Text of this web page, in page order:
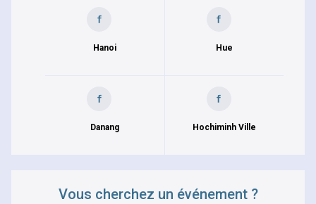
Hanoi Hue
Danang Hochiminh Ville
Vous cherchez un événement ?